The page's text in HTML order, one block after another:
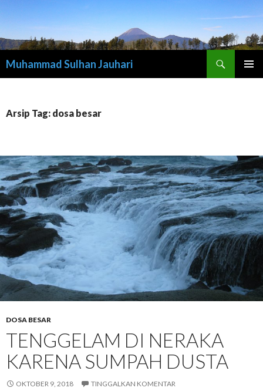
Muhammad Sulhan Jauhari
Arsip Tag: dosa besar
DOSA BESAR
TENGGELAM DI NERAKA
KARENA SUMPAH DUSTA
OKTOBER 9, 2018 TINGGALKAN KOMENTAR